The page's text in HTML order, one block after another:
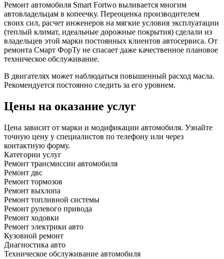
Ремонт автомобиля Smart Fortwo выливается многим
автовладельцам в копеечку. Переоценка производителем
своих сил, расчет инженеров на мягкие условия эксплуатации
(теплый климат, идеальные дорожные покрытия) сделали из
владельцев этой марки постоянных клиентов автосервиса. От
ремонта Смарт ФорТу не спасает даже качественное плановое
техническое обслуживание.
В двигателях может наблюдаться повышенный расход масла.
Рекомендуется постоянно следить за его уровнем.
Цены на оказание услуг
Цена зависит от марки и модификации автомобиля. Узнайте
точную цену у специалистов по телефону или через
контактную форму.
Категории услуг
Ремонт трансмиссии автомобиля
Ремонт двс
Ремонт тормозов
Ремонт выхлопа
Ремонт топливной системы
Ремонт рулевого привода
Ремонт ходовки
Ремонт электрики авто
Кузовной ремонт
Диагностика авто
Техническое обслуживание автомобиля